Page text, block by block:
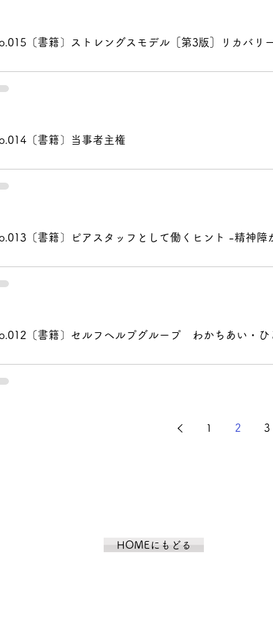
〔書籍〕ストレングスモデル［第3版］リカバリ
〔書籍〕当事者主権
〔書籍〕ピアスタッフとして働くヒント -精神
〔書籍〕セルフヘルプグループ わかちあい・ひ
1 2 3
HOMEにもどる